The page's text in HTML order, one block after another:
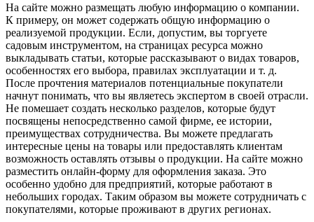
На сайте можно размещать любую информацию о компании.
К примеру, он может содержать общую информацию о
реализуемой продукции. Если, допустим, вы торгуете
садовым инструментом, на страницах ресурса можно
выкладывать статьи, которые рассказывают о видах товаров,
особенностях его выбора, правилах эксплуатации и т. д.
После прочтения материалов потенциальные покупатели
начнут понимать, что вы являетесь экспертом в своей отрасли.
Не помешает создать несколько разделов, которые будут
посвящены непосредственно самой фирме, ее истории,
преимуществах сотрудничества. Вы можете предлагать
интересные цены на товары или предоставлять клиентам
возможность оставлять отзывы о продукции. На сайте можно
разместить онлайн-форму для оформления заказа. Это
особенно удобно для предприятий, которые работают в
небольших городах. Таким образом вы можете сотрудничать с
покупателями, которые проживают в других регионах.